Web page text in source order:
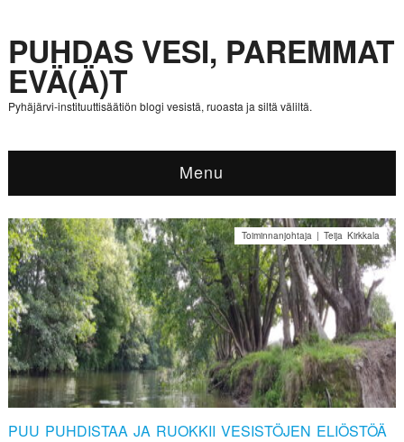
PUHDAS VESI, PAREMMAT
EVÄ(Ä)T
Pyhäjärvi-instituuttisäätiön blogi vesistä, ruoasta ja siltä väliltä.
Menu
PUU PUHDISTAA JA RUOKKII VESISTÖJEN ELIÖSTÖÄ
Toiminnanjohtaja | Teija Kirkkala